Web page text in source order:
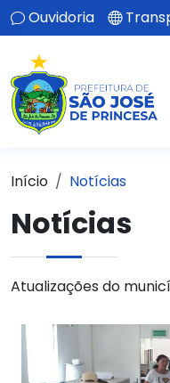
Ouvidoria
Início Notícias
Notícias
Atualizações do